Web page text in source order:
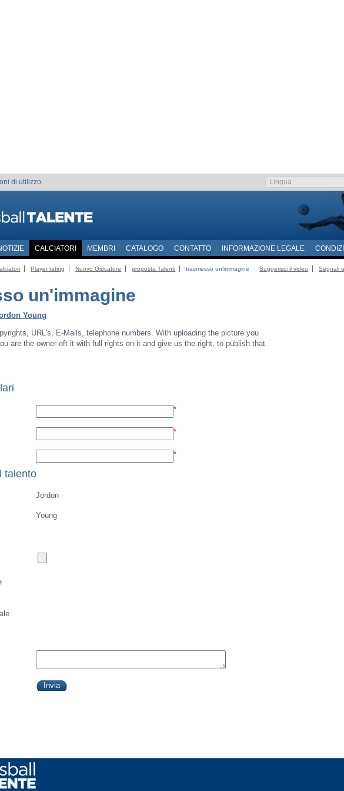
di utilizzo
CALCIATORI MEMBRI CATALOGO CONTATTO INFORMAZIONE LEGALE
Player rating Nuovo Giocatore proposta Talenti trasmesso un'immagine Suggerisci il video
Segnali
un'immagine
Young
URL's, E-Mails, telephone numbers. With uploading the picture you
are the owner oft it with full rights on it and give us the right, to publish that
*
*
*
talento
Jordon
Young